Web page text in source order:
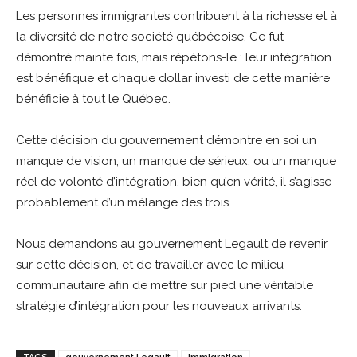
Les personnes immigrantes contribuent à la richesse et à
la diversité de notre société québécoise. Ce fut
démontré mainte fois, mais répétons-le : leur intégration
est bénéfique et chaque dollar investi de cette manière
bénéficie à tout le Québec.
Cette décision du gouvernement démontre en soi un
manque de vision, un manque de sérieux, ou un manque
réel de volonté d’intégration, bien qu’en vérité, il s’agisse
probablement d’un mélange des trois.
Nous demandons au gouvernement Legault de revenir
sur cette décision, et de travailler avec le milieu
communautaire afin de mettre sur pied une véritable
stratégie d’intégration pour les nouveaux arrivants.